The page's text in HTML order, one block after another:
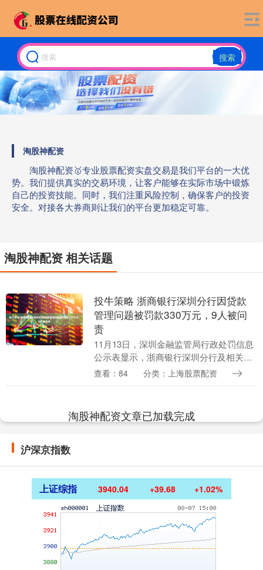
搜索
淘股神配资
淘股神配资🥇专业股票配资实盘交易是我们平台的一大优
势。我们提供真实的交易环境，让客户能够在实际市场中锻炼
自己的投资技能。同时，我们注重风险控制，确保客户的投资
安全。对接各大券商则让我们的平台更加稳定可靠。
淘股神配资 相关话题
投牛策略 浙商银行深圳分行因贷款
管理问题被罚款330万元，9人被问
责
11月13日，深圳金融监管局行政处罚信息
公示表显示，浙商银行深圳分行及相关责
任人因贷前调查不尽职；集团客户授信管
查看：84 分类：上海股票配资
淘股神配资文章已加载完成
沪深京指数
上证综指 3940.04 +39.68 +1.02%